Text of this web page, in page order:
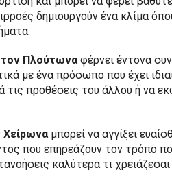
δημιουργούν ένα κλίμα
Πλούτωναφέρνει έντονα
με ένα πρόσωπο που έχει
τις προθέσεις του άλλου ή να
μπορεί να αγγίξει
που επηρεάζουν τον τρόπο
καλύτερα τι